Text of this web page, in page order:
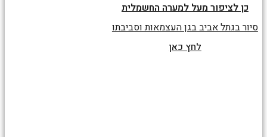
כן לציפור מעל למערה החשמלית
סיור בגתל אביב בגן העצמאות וסביבתו
לחץ כאן